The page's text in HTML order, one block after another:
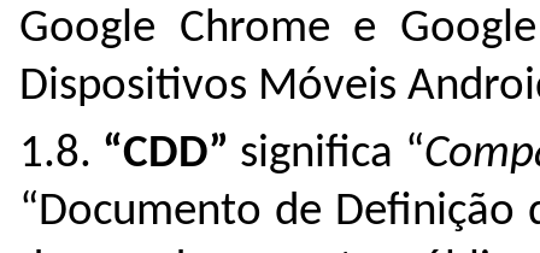
Google Chrome e
Dispositivos Móveis
1.8. “CDD” significa “
“Documento de Definição